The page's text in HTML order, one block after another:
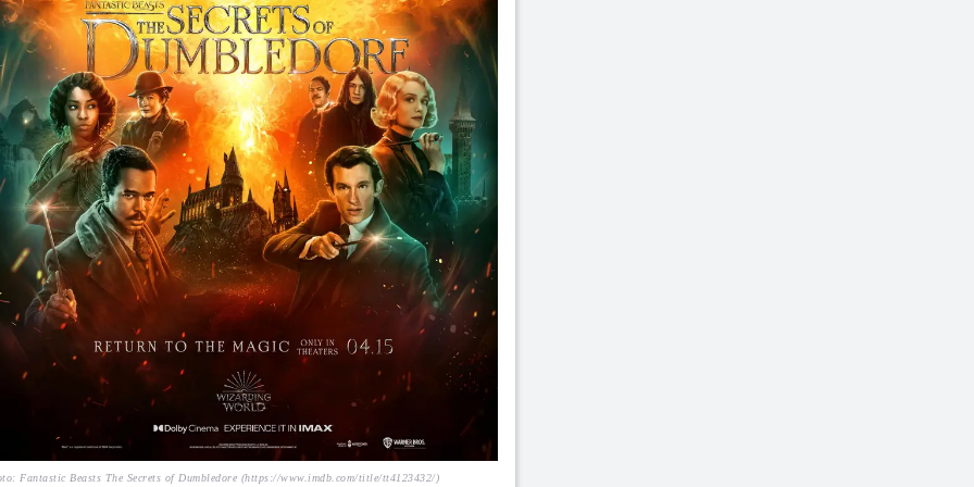
Fantastic Beasts The Secrets of Dumbledore (https://www.imdb.com/title/tt4123432/)